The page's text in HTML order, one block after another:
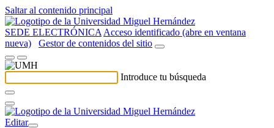
Saltar al contenido principal
SEDE ELECTRÓNICA Acceso identificado (abre en ventana
nueva)
Gestor de contenidos del sitio
Introduce tu búsqueda
Editar